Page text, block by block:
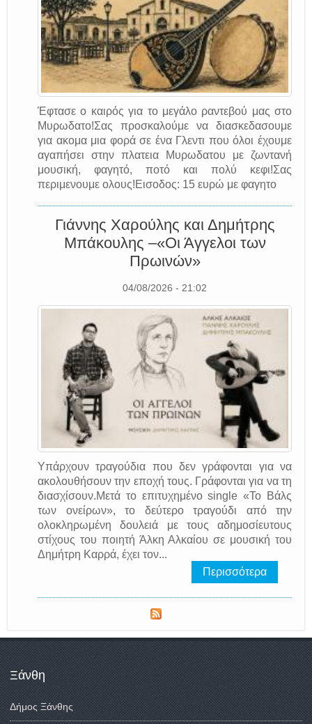
Έφτασε ο καιρός για το μεγάλο ραντεβού μας στο
Μυρωδατο!Σας προσκαλούμε να διασκεδασουμε
για ακομα μια φορά σε ένα Γλεντι που όλοι έχουμε
αγαπήσει στην πλατεια Μυρωδατου με ζωντανή
μουσική, φαγητό, ποτό και πολύ κεφι!Σας
περιμενουμε ολους!Εισοδος: 15 ευρώ με φαγητο
Γιάννης Χαρούλης και Δημήτρης
Μπάκουλης –«Οι Άγγελοι των
Πρωινών»
04/08/2026 - 21:02
Υπάρχουν τραγούδια που δεν γράφονται για να
ακολουθήσουν την εποχή τους. Γράφονται για να τη
διασχίσουν.Μετά το επιτυχημένο single «Το Βάλς
των ονείρων», το δεύτερο τραγούδι από την
ολοκληρωμένη δουλειά με τους αδημοσίευτους
στίχους του ποιητή Άλκη Αλκαίου σε μουσική του
Δημήτρη Καρρά, έχει τον...
Περισσότερα
Ξάνθη
Δήμος Ξάνθης